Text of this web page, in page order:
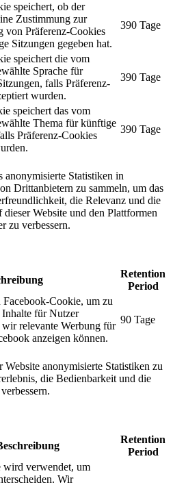
speichert, ob der
Zustimmung zur
von Präferenz-Cookies
Sitzungen gegeben hat.
390 Tage
speichert die vom
Sprache für
falls Präferenz-
wurden.
390 Tage
speichert das vom
Thema für künftige
Präferenz-Cookies
390 Tage
anonymisierte Statistiken in
Drittanbietern zu sammeln, um das
die Relevanz und die
Website und den Plattformen
zu verbessern.
Retention
Period
Cookie, um zu
Inhalte für Nutzer
wir relevante Werbung für
anzeigen können.
90 Tage
Website anonymisierte Statistiken zu
die Bedienbarkeit und die
Retention
Period
wird verwendet, um
Wir